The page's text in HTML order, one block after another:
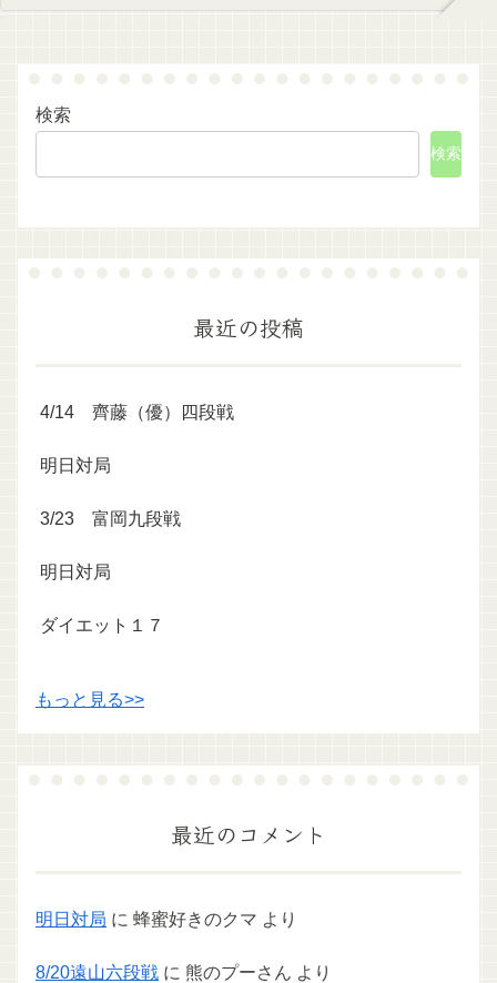
検索
検索
最近の投稿
4/14 齊藤（優）四段戦
明日対局
3/23 富岡九段戦
明日対局
ダイエット１７
もっと見る>>
最近のコメント
明日対局 に 蜂蜜好きのクマ より
8/20遠山六段戦 に 熊のプーさん より